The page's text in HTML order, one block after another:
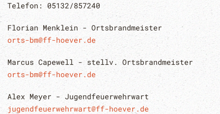
Telefon: 05132/857240
Florian Menklein - Ortsbrandmeister
orts-bm@ff-hoever.de
Marcus Capewell - stellv. Ortsbrandmeister
orts-bm@ff-hoever.de
Alex Meyer - Jugendfeuerwehrwart
jugendfeuerwehrwart@ff-hoever.de